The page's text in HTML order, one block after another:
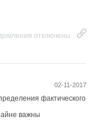
отключены
02-11-2017
фактического
важны
конвективной